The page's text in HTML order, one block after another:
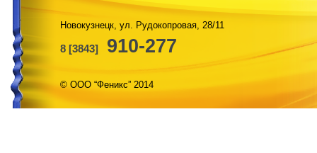
Новокузнецк, ул. Рудокопровая, 28/11
8 [3843] 910-277
© ООО “Феникс” 2014